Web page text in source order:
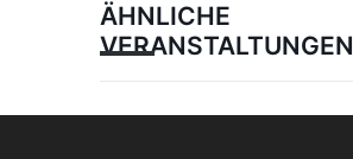
ÄHNLICHE
VERANSTALTUNGEN